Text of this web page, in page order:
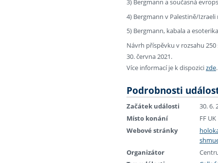
3) Bergmann a současná
4) Bergmann v Palestině/
5) Bergmann, kabala a esoterika
Návrh příspěvku v rozsahu
30. června 2021.
Více informací je k dispozicizde.
Podrobnosti
Začátek události
30. 6.
Místo konání
FF UK
Webové stránky
Organizátor